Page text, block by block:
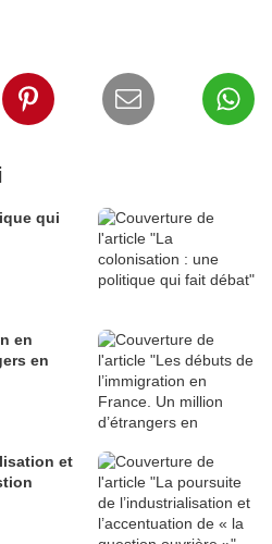
qui
en
en
et